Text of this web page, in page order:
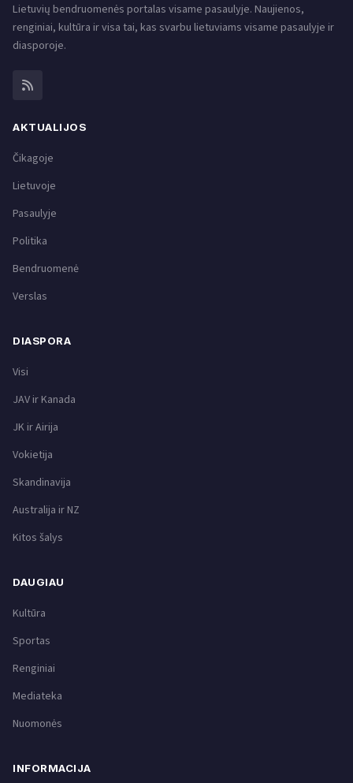
Lietuvių bendruomenės portalas visame pasaulyje. Naujienos,
renginiai, kultūra ir visa tai, kas svarbu lietuviams visame pasaulyje ir
diasporoje.
AKTUALIJOS
Čikagoje
Lietuvoje
Pasaulyje
Politika
Bendruomenė
Verslas
DIASPORA
Visi
JAV ir Kanada
JK ir Airija
Vokietija
Skandinavija
Australija ir NZ
Kitos šalys
DAUGIAU
Kultūra
Sportas
Renginiai
Mediateka
Nuomonės
INFORMACIJA